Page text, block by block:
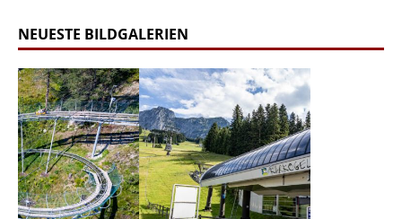
NEUESTE BILDGALERIEN